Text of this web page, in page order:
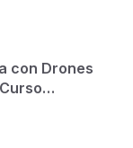
con Drones